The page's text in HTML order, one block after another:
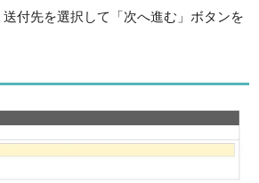
付先を選択して「次へ進む」ボタンを